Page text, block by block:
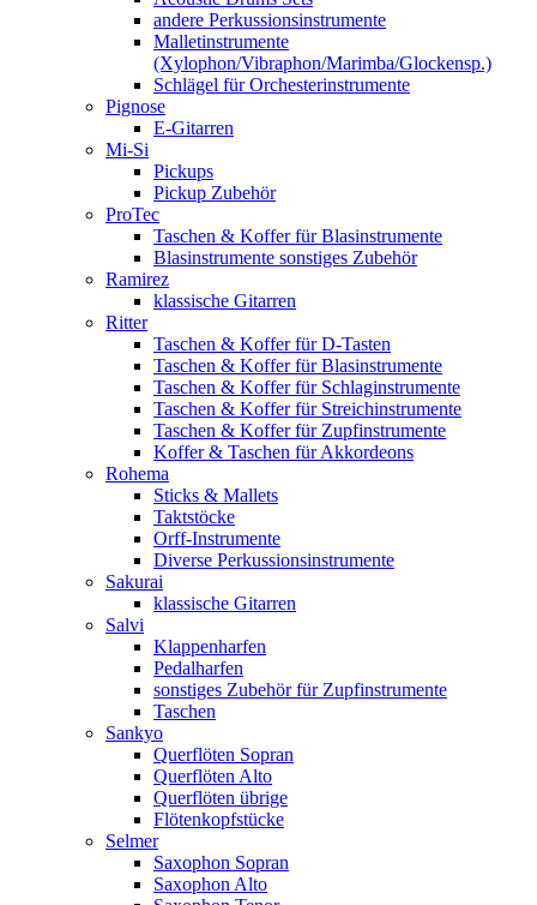
andere Perkussionsinstrumente
Malletinstrumente
(Xylophon/Vibraphon/Marimba/Glockensp.)
Schlägel für Orchesterinstrumente
Pignose
E-Gitarren
Mi-Si
Pickups
Pickup Zubehör
ProTec
Taschen & Koffer für Blasinstrumente
Blasinstrumente sonstiges Zubehör
Ramirez
klassische Gitarren
Ritter
Taschen & Koffer für D-Tasten
Taschen & Koffer für Blasinstrumente
Taschen & Koffer für Schlaginstrumente
Taschen & Koffer für Streichinstrumente
Taschen & Koffer für Zupfinstrumente
Koffer & Taschen für Akkordeons
Rohema
Sticks & Mallets
Taktstöcke
Orff-Instrumente
Diverse Perkussionsinstrumente
Sakurai
klassische Gitarren
Salvi
Klappenharfen
Pedalharfen
sonstiges Zubehör für Zupfinstrumente
Taschen
Sankyo
Querflöten Sopran
Querflöten Alto
Querflöten übrige
Flötenkopfstücke
Selmer
Saxophon Sopran
Saxophon Alto